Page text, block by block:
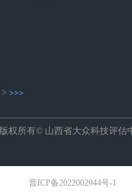
版权所有© 山西省大众科技评估
> >>>
晋ICP备2022002944号-1